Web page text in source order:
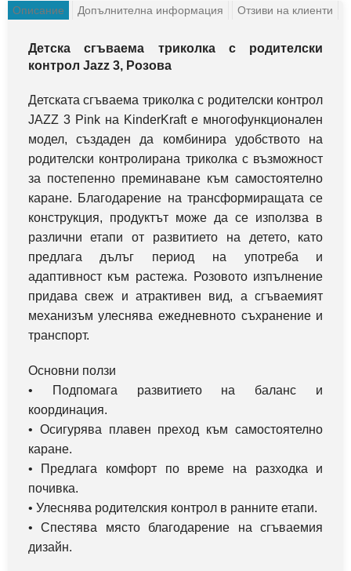
Описание Допълнителна информация Отзиви на клиенти
Детска сгъваема триколка с родителски
контрол Jazz 3, Розова
Детската сгъваема триколка с родителски контрол
JAZZ 3 Pink на KinderKraft е многофункционален
модел, създаден да комбинира удобството на
родителски контролирана триколка с възможност
за постепенно преминаване към самостоятелно
каране. Благодарение на трансформиращата се
конструкция, продуктът може да се използва в
различни етапи от развитието на детето, като
предлага дълъг период на употреба и
адаптивност към растежа. Розовото изпълнение
придава свеж и атрактивен вид, а сгъваемият
механизъм улеснява ежедневното съхранение и
транспорт.
Основни ползи
• Подпомага развитието на баланс и
координация.
• Осигурява плавен преход към самостоятелно
каране.
• Предлага комфорт по време на разходка и
почивка.
• Улеснява родителския контрол в ранните етапи.
• Спестява място благодарение на сгъваемия
дизайн.